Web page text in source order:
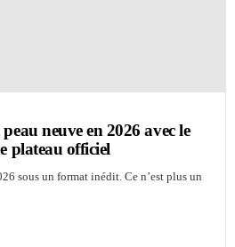
neuve en 2026 avec le
plateau officiel
sous un format inédit. Ce n’est plus un